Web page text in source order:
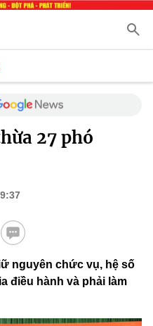
27 phó
nguyên chức vụ, hệ số
điều hành và phải làm